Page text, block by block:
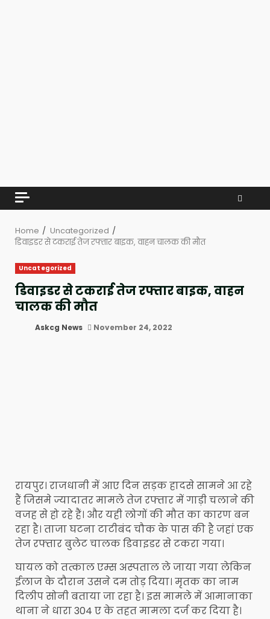
Home
Uncategorized
डिवाइडर से टकराई तेज रफ्तार बाइक, वाहन चालक की मौत
Uncategorized
डिवाइडर से टकराई तेज रफ्तार बाइक, वाहन
चालक की मौत
Askcg News November 24, 2022
रायपुर। राजधानी में आए दिन सड़क हादसे सामने आ रहे
हैं जिसमे ज्यादातर मामले तेज रफ्तार में गाड़ी चलाने की
वजह से हो रहे हैं। और यही लोगों की मौत का कारण बन
रहा है। ताजा घटना टाटीबंद चौक के पास की है जहां एक
तेज रफ्तार बुलेट चालक डिवाइडर से टकरा गया।
घायल को तत्काल एम्स अस्पताल ले जाया गया लेकिन
ईलाज के दौरान उसने दम तोड़ दिया। मृतक का नाम
दिलीप सोनी बताया जा रहा है। इस मामले में आमानाका
थाना ने धारा 304 ए के तहत मामला दर्ज कर दिया है।